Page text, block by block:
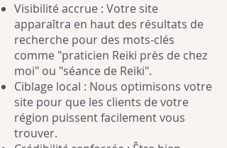
Visibilité accrue : Votre site
apparaîtra en haut des résultats de
recherche pour des mots-clés
comme "praticien Reiki près de chez
moi" ou "séance de Reiki".
Ciblage local : Nous optimisons votre
site pour que les clients de votre
région puissent facilement vous
trouver.